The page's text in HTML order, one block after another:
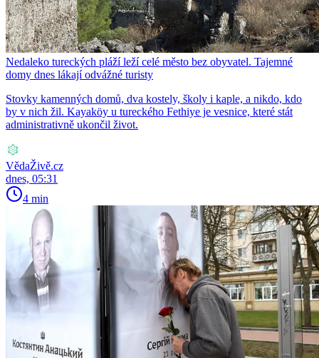
Nedaleko tureckých pláží leží celé město bez obyvatel. Tajemné
domy dnes lákají odvážné turisty
Stovky kamenných domů, dva kostely, školy i kaple, a nikdo, kdo
by v nich žil. Kayaköy u tureckého Fethiye je vesnice, které stát
administrativně ukončil život.
VědaŽivě.cz
dnes, 05:31
4 min